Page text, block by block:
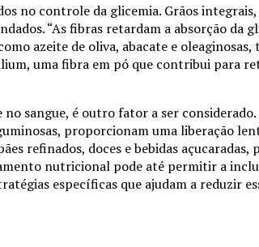
no controle da glicemia. Grãos
“As fibras retardam a absorção da
azeite de oliva, abacate e oleaginosas,
uma fibra em pó que contribui para
sangue, é outro fator a ser
proporcionam uma liberação
refinados, doces e bebidas açucaradas,
nutricional pode até permitir a
específicas que ajudam a reduzir